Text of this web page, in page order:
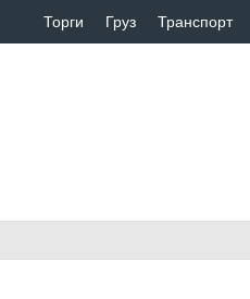
Торги Груз Транспорт